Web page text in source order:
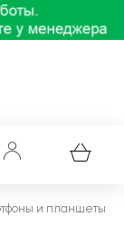
и планшеты